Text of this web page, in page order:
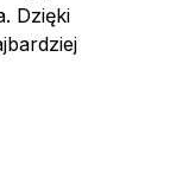
Dzięki